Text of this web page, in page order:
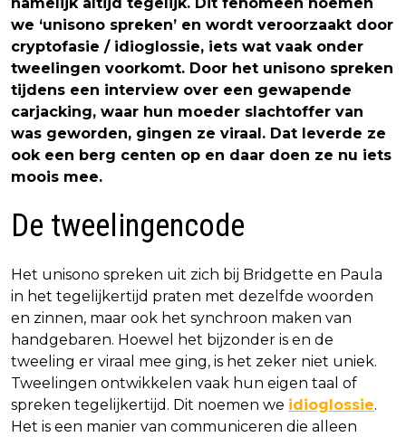
we ‘unisono spreken’ en wordt veroorzaakt door
cryptofasie / idioglossie, iets wat vaak onder
tweelingen voorkomt. Door het unisono spreken
tijdens een interview over een gewapende
carjacking, waar hun moeder slachtoffer van
was geworden, gingen ze viraal. Dat leverde ze
ook een berg centen op en daar doen ze nu iets
moois mee.
De tweelingencode
Het unisono spreken uit zich bij Bridgette en Paula
in het tegelijkertijd praten met dezelfde woorden
en zinnen, maar ook het synchroon maken van
handgebaren. Hoewel het bijzonder is en de
tweeling er viraal mee ging, is het zeker niet uniek.
Tweelingen ontwikkelen vaak hun eigen taal of
spreken tegelijkertijd. Dit noemen we idioglossie.
Het is een manier van communiceren die alleen